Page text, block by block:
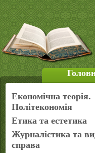
Економічна теорія.
Політекономія
Етика та естетика
Журналістика та
справа